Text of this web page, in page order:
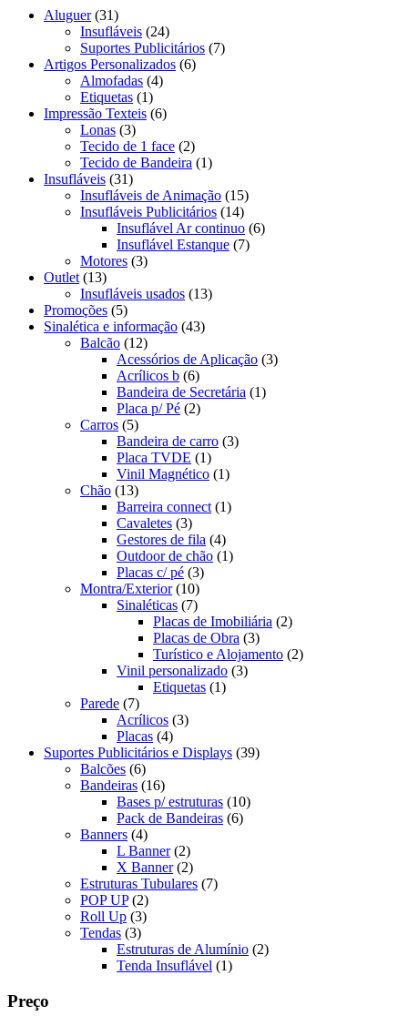
Aluguer (31)
Insufláveis (24)
Suportes Publicitários (7)
Artigos Personalizados (6)
Almofadas (4)
Etiquetas (1)
Impressão Texteis (6)
Lonas (3)
Tecido de 1 face (2)
Tecido de Bandeira (1)
Insufláveis (31)
Insufláveis de Animação (15)
Insufláveis Publicitários (14)
Insuflável Ar continuo (6)
Insuflável Estanque (7)
Motores (3)
Outlet (13)
Insufláveis usados (13)
Promoções (5)
Sinalética e informação (43)
Balcão (12)
Acessórios de Aplicação (3)
Acrílicos b (6)
Bandeira de Secretária (1)
Placa p/ Pé (2)
Carros (5)
Bandeira de carro (3)
Placa TVDE (1)
Vinil Magnético (1)
Chão (13)
Barreira connect (1)
Cavaletes (3)
Gestores de fila (4)
Outdoor de chão (1)
Placas c/ pé (3)
Montra/Exterior (10)
Sinaléticas (7)
Placas de Imobiliária (2)
Placas de Obra (3)
Turístico e Alojamento (2)
Vinil personalizado (3)
Etiquetas (1)
Parede (7)
Acrílicos (3)
Placas (4)
Suportes Publicitários e Displays (39)
Balcões (6)
Bandeiras (16)
Bases p/ estruturas (10)
Pack de Bandeiras (6)
Banners (4)
L Banner (2)
X Banner (2)
Estruturas Tubulares (7)
POP UP (2)
Roll Up (3)
Tendas (3)
Estruturas de Alumínio (2)
Tenda Insuflável (1)
Preço